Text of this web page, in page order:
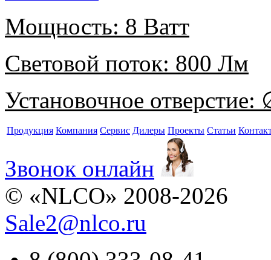
Мощность: 8 Ватт
Световой поток: 800 Лм
Установочное отверстие:
Продукция Компания Сервис Дилеры Проекты Статьи
Звонок онлайн
© «NLCO» 2008-2026
Sale2@nlco.ru